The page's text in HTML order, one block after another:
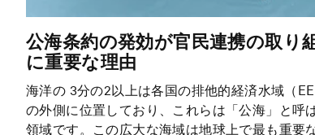
公海条約の発効が官民連携の取り
に重要な理由
海洋の 3分の2以上は各国の排他的経済水域（
の外側に位置しており、これらは「公海」と呼
領域です。この広大な海域は地球上で最も重要